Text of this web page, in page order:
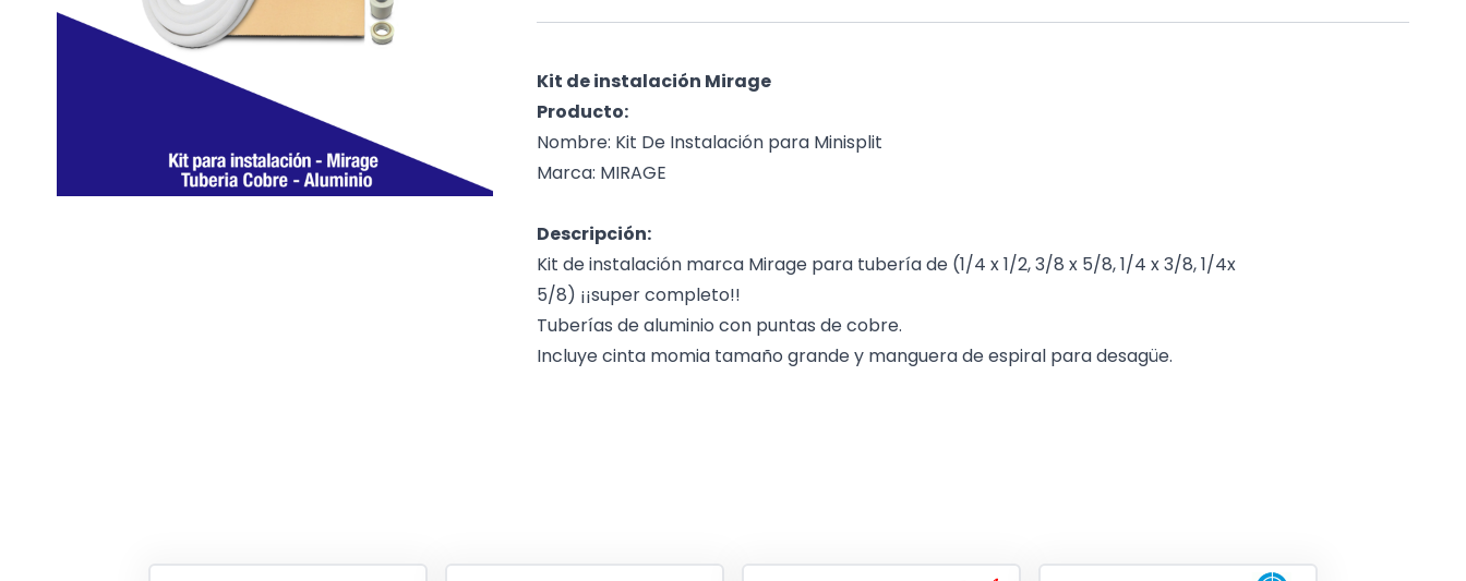
Kit de instalación Mirage
Producto:
Nombre: Kit De Instalación para Minisplit
Marca: MIRAGE
Descripción:
Kit de instalación marca Mirage para tubería de (1/4 x 1/2, 3/8 x 5/8, 1/4 x 3/8, 1/4x
5/8) ¡¡super completo!!
Tuberías de aluminio con puntas de cobre.
Incluye cinta momia tamaño grande y manguera de espiral para desagüe.